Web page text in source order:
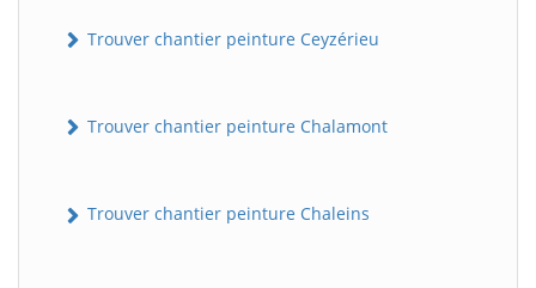
Trouver chantier peinture Ceyzérieu
Trouver chantier peinture Chalamont
Trouver chantier peinture Chaleins